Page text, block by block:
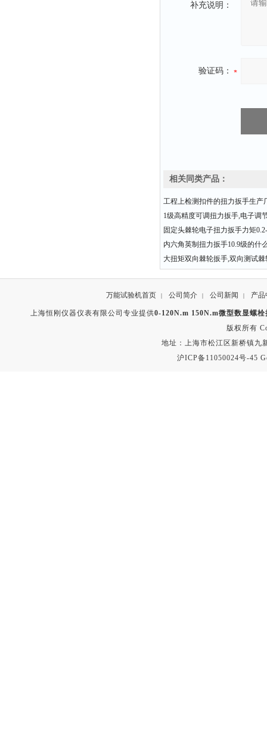
补充说明：
验证码：
相关同类产品：
工程上检测扣件的扭力扳手生产
1级高精度可调扭力扳手,电子调
固定头棘轮电子扭力扳手力矩
内六角英制扭力扳手10.9级的什
大扭矩双向棘轮扳手,双向测试
万能试验机首页 | 公司简介 | 公司新闻 | 产品
上海恒刚仪器仪表有限公司专业提供0-120N.m 150N.m微型数显螺栓
版权所有
地址：上海市松江区新桥镇九
沪ICP备11050024号-45